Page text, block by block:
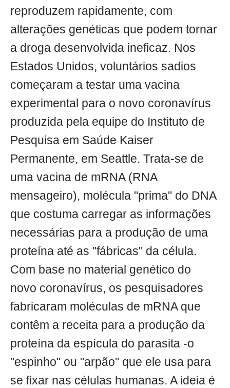
reproduzem rapidamente, com
alterações genéticas que podem tornar
a droga desenvolvida ineficaz. Nos
Estados Unidos, voluntários sadios
começaram a testar uma vacina
experimental para o novo coronavírus
produzida pela equipe do Instituto de
Pesquisa em Saúde Kaiser
Permanente, em Seattle. Trata-se de
uma vacina de mRNA (RNA
mensageiro), molécula "prima" do DNA
que costuma carregar as informações
necessárias para a produção de uma
proteína até as "fábricas" da célula.
Com base no material genético do
novo coronavírus, os pesquisadores
fabricaram moléculas de mRNA que
contêm a receita para a produção da
proteína da espícula do parasita -o
"espinho" ou "arpão" que ele usa para
se fixar nas células humanas. A ideia é